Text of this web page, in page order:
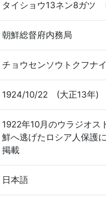
タイショウ13ネン8ガツ
朝鮮総督府内務局
チョウセンソウトクフナ
1924/10/22 (大正13年)
1922年10月のウラジオス
鮮へ逃げたロシア人保護
掲載
日本語